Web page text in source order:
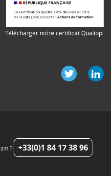
Télécharger notre certificat Qualiopi
? +33(0)1 84 17 38 96